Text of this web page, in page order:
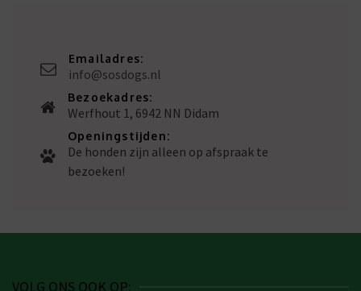
Emailadres:
info@sosdogs.nl
Bezoekadres:
Werfhout 1, 6942 NN Didam
Openingstijden:
De honden zijn alleen op afspraak te
bezoeken!
VOLG ONS OOK OP: